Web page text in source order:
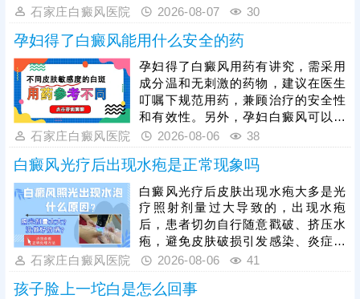
保障治疗安全与疗效，临床通常建议
白斑扩散，具体用药方案需由医生根
据个人病情、体质制定，患者严格遵
医嘱使用，切勿自行用药。待白斑完
全稳定后，再启动光疗，光疗需严控
剂量，采用温和适配的低剂量循序渐
进治疗，同时做好日常护理，规避外
界刺激，稳固病情，提升整体治疗效
果。
石家庄白癜风医院 2026-08-07 30
孕妇得了白癜风能用什么安全的药
孕妇得了白癜风用药有讲究，需采用
成分温和无刺激的药物，建议在医生
叮嘱下规范用药，兼顾治疗的安全性
和有效性。另外，孕妇白癜风可以照
光治疗，如美国进口308准分子激
光，促进黑色素细胞修复、恢复活性
和正常功能，安全无痛，无毒副作
用。治疗期间还需从自身做起，加强
护理保健，避免不良因素刺激，稳定
免疫状态，逐步令白斑症状减轻。
石家庄白癜风医院 2026-08-06 38
白癜风光疗后出现水疱是正常现象吗
白癜风光疗后皮肤出现水疱大多是光
疗照射剂量过大导致的，出现水疱
后，患者切勿自行随意戳破、挤压水
疱，避免皮肤破损引发感染、炎症，
加重皮肤损伤，甚至诱发白斑扩散、
对症处理，做好创面防护与修复，为
石家庄白癜风医院 2026-08-06 41
孩子脸上一坨白是怎么回事